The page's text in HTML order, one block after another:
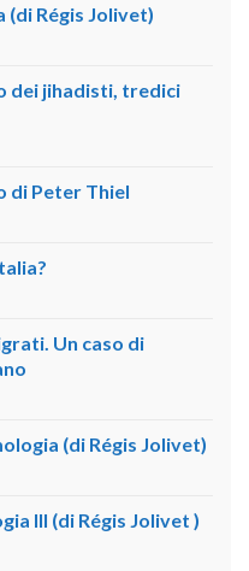
Régis Jolivet)
dei jihadisti, tredici
di Peter Thiel
Un caso di
(di Régis Jolivet)
III (di Régis Jolivet )